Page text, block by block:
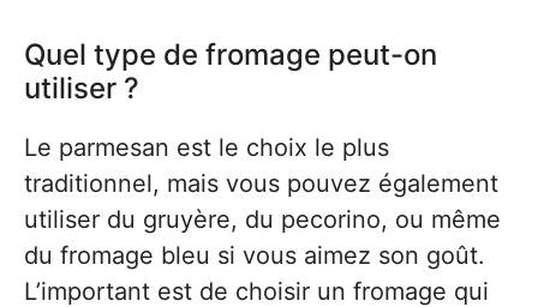
Quel type de fromage peut-on
utiliser ?
Le parmesan est le choix le plus
traditionnel, mais vous pouvez également
utiliser du gruyère, du pecorino, ou même
du fromage bleu si vous aimez son goût.
L’important est de choisir un fromage qui